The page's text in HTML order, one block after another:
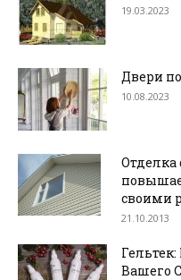
19.03.2023
Двери
10.08.2023
Отделка
своими
21.10.2013
Вашего